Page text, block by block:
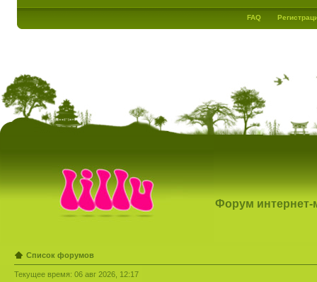
FAQ
Форум интернет-
Список форумов
Текущее время: 06 авг 2026, 12:17